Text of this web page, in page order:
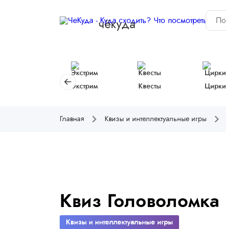
чёкуда
Экстрим Квесты Цирки
Главная Квизы и интеллектуальные игры
Квиз Головоломка
Квизы и интеллектуальные игры